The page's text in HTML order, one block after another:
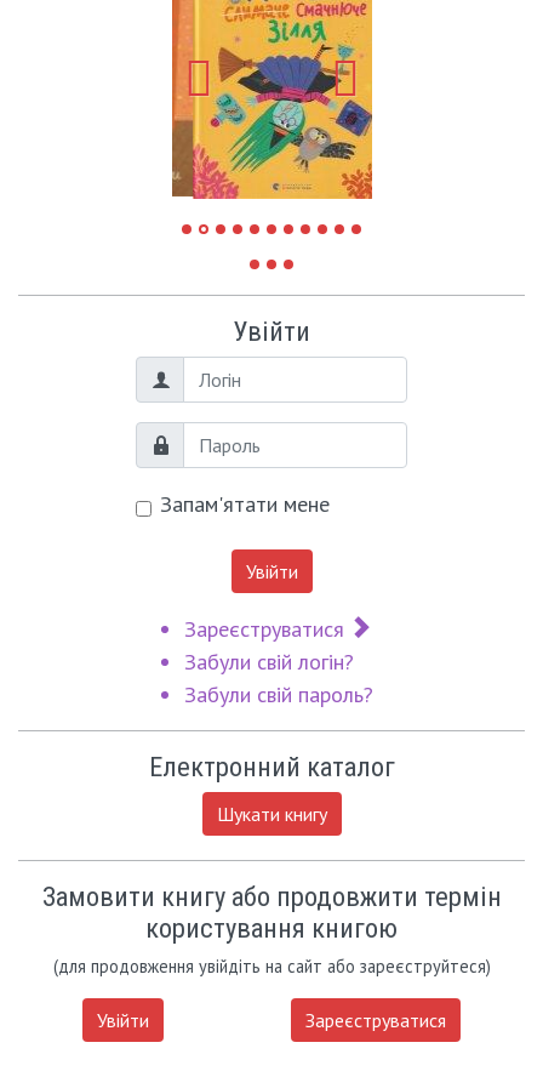
Увійти
Логін
Пароль
Запам'ятати мене
Увійти
Зареєструватися
Забули свій логін?
Забули свій пароль?
Електронний каталог
Шукати книгу
Замовити книгу або продовжити термін
користування книгою
(для продовження увійдіть на сайт або зареєструйтеся)
Увійти Зареєструватися